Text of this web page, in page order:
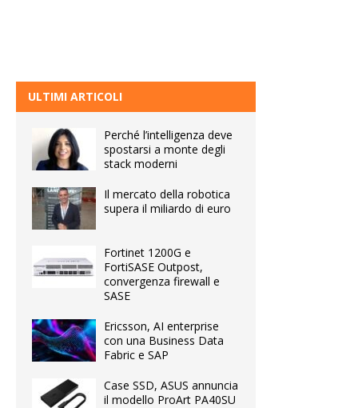
ULTIMI ARTICOLI
Perché l’intelligenza deve
spostarsi a monte degli
stack moderni
Il mercato della robotica
supera il miliardo di euro
Fortinet 1200G e
FortiSASE Outpost,
convergenza firewall e
SASE
Ericsson, AI enterprise
con una Business Data
Fabric e SAP
Case SSD, ASUS annuncia
il modello ProArt PA40SU